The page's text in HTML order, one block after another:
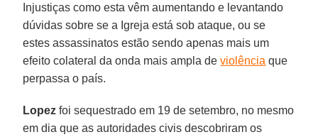
Injustiças como esta vêm aumentando e levantando
dúvidas sobre se a Igreja está sob ataque, ou se
estes assassinatos estão sendo apenas mais um
efeito colateral da onda mais ampla deviolência que
perpassa o país.
Lopez foi sequestrado em 19 de setembro, no mesmo
em dia que as autoridades civis descobriram os